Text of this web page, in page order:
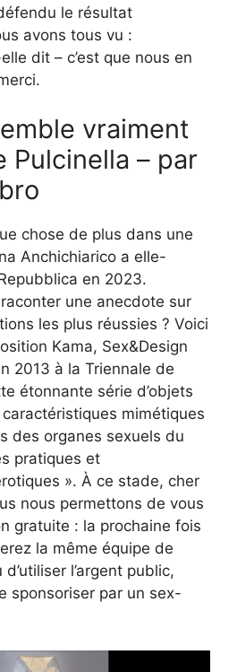
le résultat
avons tous vu :
dit – c’est que nous en
vraiment
Pulcinella – par
chose de plus dans une
Anchichiarico a elle-
en 2023.
une anecdote sur
les plus réussies ? Voici
Kama, Sex&Design
2013 à la Triennale de
étonnante série d’objets
mimétiques
des organes sexuels du
pratiques et
». À ce stade, cher
nous permettons de vous
gratuite : la prochaine fois
la même équipe de
l’argent public,
sponsoriser par un sex-